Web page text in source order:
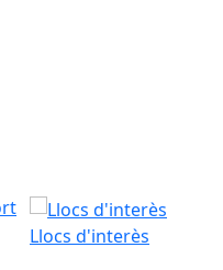
Llocs d'interès